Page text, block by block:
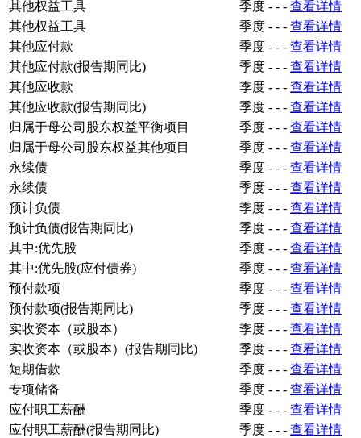
其他权益工具
季度 - - - 查看详情
其他权益工具
季度 - - - 查看详情
其他应付款
季度 - - - 查看详情
其他应付款(报告期同比)
季度 - - - 查看详情
其他应收款
季度 - - - 查看详情
其他应收款(报告期同比)
季度 - - - 查看详情
归属于母公司股东权益平衡项目
季度 - - - 查看详情
归属于母公司股东权益其他项目
季度 - - - 查看详情
永续债
季度 - - - 查看详情
永续债
季度 - - - 查看详情
预计负债
季度 - - - 查看详情
预计负债(报告期同比)
季度 - - - 查看详情
其中:优先股
季度 - - - 查看详情
其中:优先股(应付债券)
季度 - - - 查看详情
预付款项
季度 - - - 查看详情
预付款项(报告期同比)
季度 - - - 查看详情
实收资本（或股本）
季度 - - - 查看详情
实收资本（或股本）(报告期同比)
季度 - - - 查看详情
短期借款
季度 - - - 查看详情
专项储备
季度 - - - 查看详情
应付职工薪酬
季度 - - - 查看详情
应付职工薪酬(报告期同比)
季度 - - - 查看详情